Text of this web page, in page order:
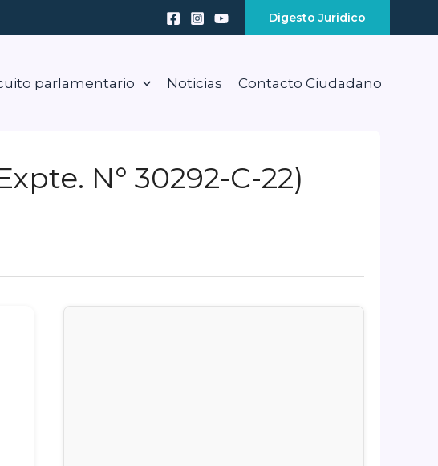
Digesto Juridico
parlamentario Noticias Contacto Ciudadano
N° 30292-C-22)